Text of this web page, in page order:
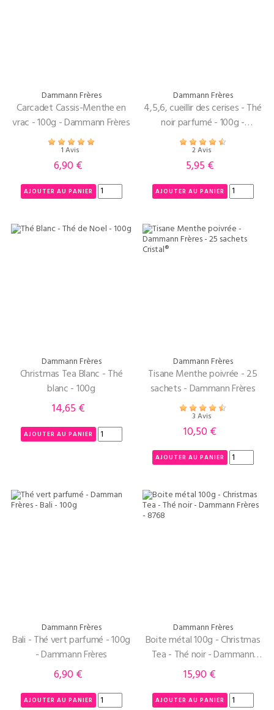
Dammann Frères
Carcadet Cassis-Menthe en
vrac - 100g - Dammann Frères
1 Avis
Prix
6,90 €
AJOUTER AU PANIER
Dammann Frères
4,5,6, cueillir des cerises - Thé
noir parfumé - 100g -
Dammann Frères
2 Avis
Prix
5,95 €
AJOUTER AU PANIER
Dammann Frères
Christmas Tea Blanc - Thé
blanc - 100g
Prix
14,65 €
AJOUTER AU PANIER
Dammann Frères
Tisane Menthe poivrée - 25
sachets - Dammann Frères
3 Avis
Prix
10,50 €
AJOUTER AU PANIER
Dammann Frères
Bali - Thé vert parfumé - 100g
- Dammann Frères
Prix
6,90 €
AJOUTER AU PANIER
Dammann Frères
Boite métal 100g - Christmas
Tea - Thé noir - Dammann
Frères
Prix
15,90 €
AJOUTER AU PANIER